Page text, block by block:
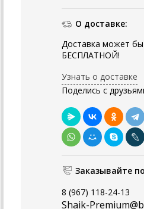
О доставке:
Доставка может
БЕСПЛАТНОЙ!
Узнать о доставке
Поделись с
Заказывайте
8 (967) 118-24-13
Shaik-